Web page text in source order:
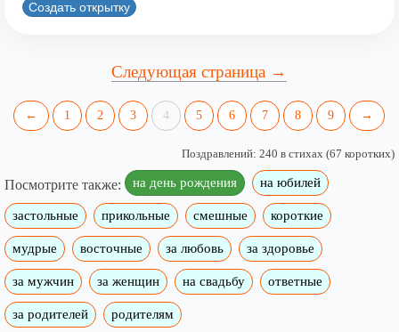
Создать открытку
Следующая страница →
← 1 2 3 4 5 6 7 8 9 →
Поздравлений: 240 в стихах (67 коротких)
Посмотрите также: на день рождения на юбилей
застольные прикольные смешные короткие
мудрые восточные за любовь за здоровье
за мужчин за женщин на свадьбу ответные
за родителей родителям